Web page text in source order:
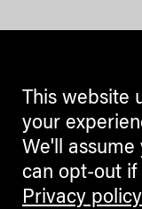
This website
your
We'll
can opt-out if
Privacy policy